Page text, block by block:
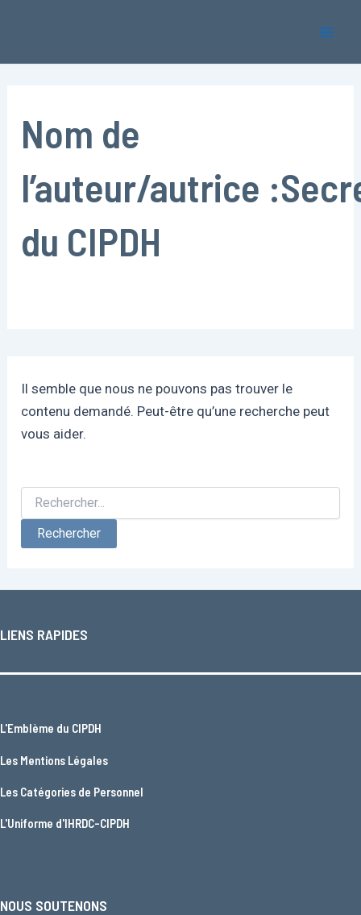
Nom de
l’auteur/autrice
du CIPDH
Il semble que nous ne pouvons pas trouver le
contenu demandé. Peut-être qu’une recherche peut
vous aider.
LIENS RAPIDES
L'Emblème du CIPDH
Les Mentions Légales
Les Catégories de Personnel
L'Uniforme d'IHRDC-CIPDH
NOUS SOUTENONS